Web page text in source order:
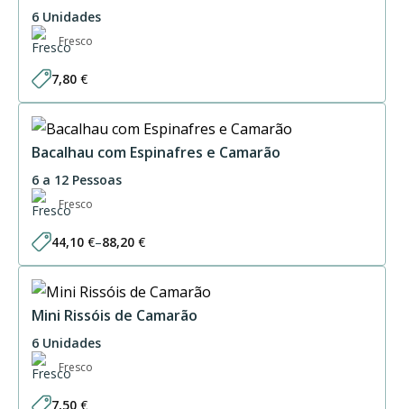
6 Unidades
Fresco
7,80 €
Bacalhau com Espinafres e Camarão
6 a 12 Pessoas
Fresco
44,10 €–88,20 €
Price
range:
through
88,20 €
Mini Rissóis de Camarão
6 Unidades
Fresco
7,50 €